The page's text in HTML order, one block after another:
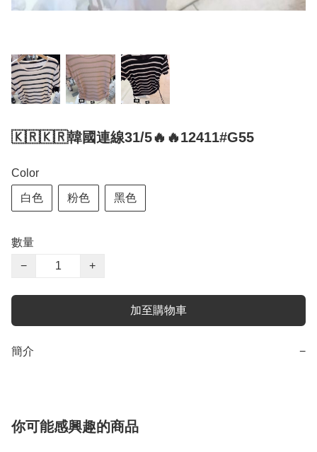
🇰🇷🇰🇷韓國連線31/5🔥🔥12411#G55
Color
白色 粉色 黑色
數量
−
+
加至購物車
簡介 −
你可能感興趣的商品